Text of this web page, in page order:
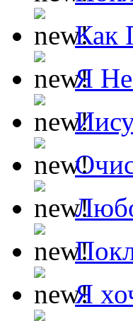
Как
Я
Я